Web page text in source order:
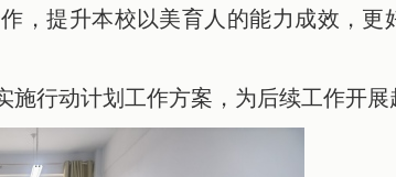
，提升本校以美育人的能力成效，更
行动计划工作方案，为后续工作开展